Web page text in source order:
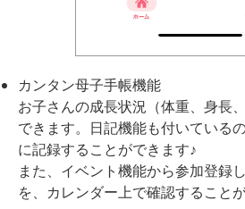
カンタン母子手帳機能
お子さんの成長状況（体重、身長
できます。日記機能も付いている
に記録することができます♪
また、イベント機能から参加登録
を、カレンダー上で確認することが